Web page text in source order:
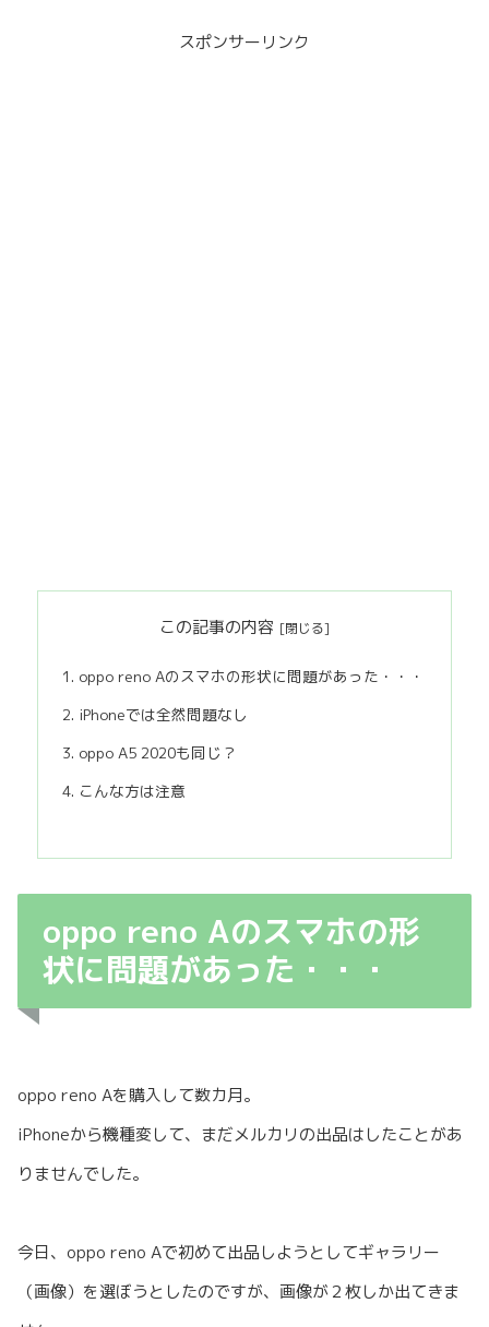
スポンサーリンク
この記事の内容
oppo reno Aのスマホの形状に問題があった・・・
iPhoneでは全然問題なし
oppo A5 2020も同じ？
こんな方は注意
oppo reno Aのスマホの形
状に問題があった・・・
oppo reno Aを購入して数カ月。
iPhoneから機種変して、まだメルカリの出品はしたことがあ
りませんでした。
今日、oppo reno Aで初めて出品しようとしてギャラリー
（画像）を選ぼうとしたのですが、画像が２枚しか出てきま